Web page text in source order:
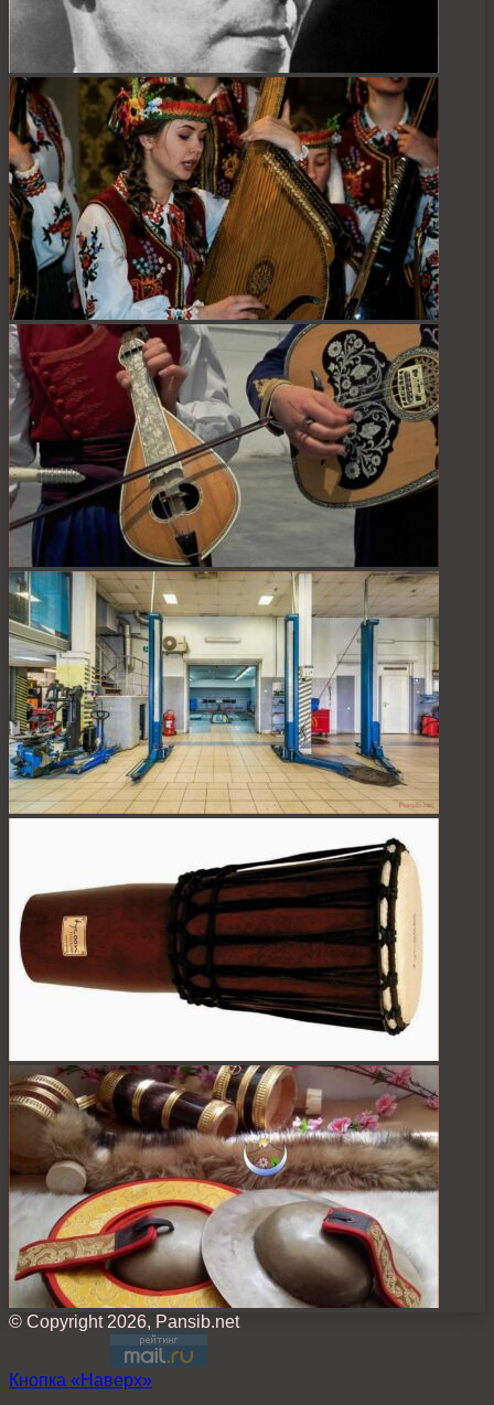
© Copyright 2026, Pansib.net
Кнопка «Наверх»